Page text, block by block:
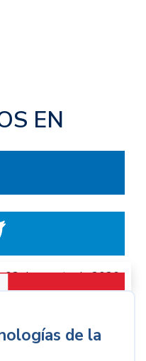
EN
03 de agosto de 2026
de la